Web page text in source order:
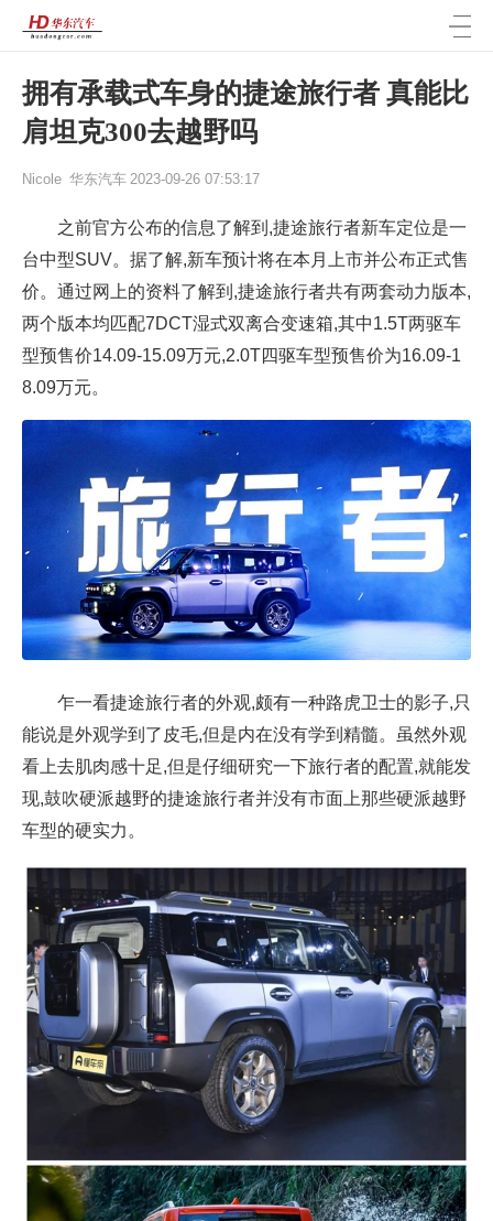
拥有承载式车身的捷途旅行者 真能比
肩坦克300去越野吗
Nicole 华东汽车 2023-09-26 07:53:17
之前官方公布的信息了解到,捷途旅行者新车定位是一
台中型SUV。据了解,新车预计将在本月上市并公布正式售
价。通过网上的资料了解到,捷途旅行者共有两套动力版本,
两个版本均匹配7DCT湿式双离合变速箱,其中1.5T两驱车
型预售价14.09-15.09万元,2.0T四驱车型预售价为16.09-1
8.09万元。
乍一看捷途旅行者的外观,颇有一种路虎卫士的影子,只
能说是外观学到了皮毛,但是内在没有学到精髓。虽然外观
看上去肌肉感十足,但是仔细研究一下旅行者的配置,就能发
现,鼓吹硬派越野的捷途旅行者并没有市面上那些硬派越野
车型的硬实力。